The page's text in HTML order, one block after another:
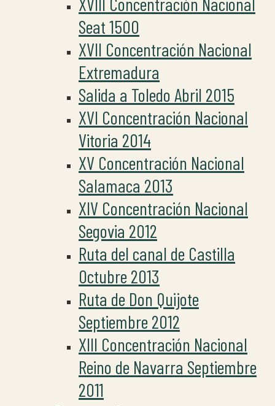
Seat 1500
XVII Concentración Nacional
Extremadura
Salida a Toledo Abril 2015
XVI Concentración Nacional
Vitoria 2014
XV Concentración Nacional
Salamaca 2013
XIV Concentración Nacional
Segovia 2012
Ruta del canal de Castilla
Octubre 2013
Ruta de Don Quijote
Septiembre 2012
XIII Concentración Nacional
Reino de Navarra Septiembre
2011